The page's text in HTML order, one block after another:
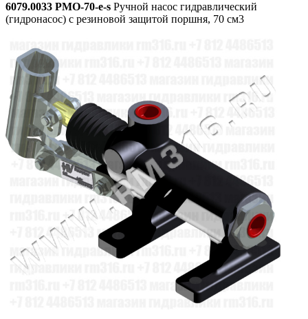
6079.0033 PMO-70-e-s Ручной насос гидравлический
(гидронасос) с резиновой защитой поршня, 70 см3